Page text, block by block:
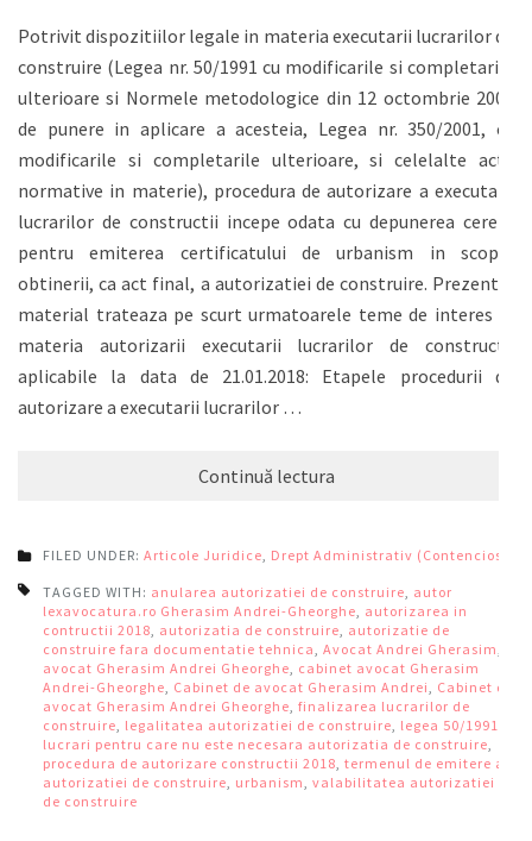
Potrivit dispozitiilor legale in materia executarii lucrarilor de
construire (Legea nr. 50/1991 cu modificarile si completarile
ulterioare si Normele metodologice din 12 octombrie 2009
de punere in aplicare a acesteia, Legea nr. 350/2001, cu
modificarile si completarile ulterioare, si celelalte acte
normative in materie), procedura de autorizare a executarii
lucrarilor de constructii incepe odata cu depunerea cererii
pentru emiterea certificatului de urbanism in scopul
obtinerii, ca act final, a autorizatiei de construire. Prezentul
material trateaza pe scurt urmatoarele teme de interes in
materia autorizarii executarii lucrarilor de constructii
aplicabile la data de 21.01.2018: Etapele procedurii de
autorizare a executarii lucrarilor …
Continuă lectura
FILED UNDER: Articole Juridice Drept Administrativ (Contencios)
TAGGED WITH: anularea autorizatiei de construire autor
lexavocatura.ro Gherasim Andrei-Gheorghe autorizarea in
contructii 2018 autorizatia de construire autorizatie de
construire fara documentatie tehnica Avocat Andrei Gherasim
avocat Gherasim Andrei Gheorghe cabinet avocat Gherasim
Andrei-Gheorghe Cabinet de avocat Gherasim Andrei
Cabinet de
avocat Gherasim Andrei Gheorghe finalizarea lucrarilor de
construire legalitatea autorizatiei de construire legea 50/1991
lucrari pentru care nu este necesara autorizatia de construire
procedura de autorizare constructii 2018 termenul de emitere a
autorizatiei de construire urbanism valabilitatea autorizatiei
de construire